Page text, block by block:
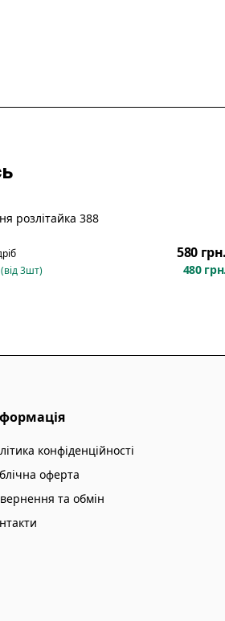
Новинка
розлітайка 388
580 грн.
3шт) 480 грн.
конфіденційності
оферта
та обмін